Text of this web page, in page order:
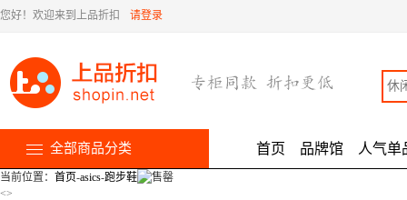
您好！欢迎来到上品折扣 请登录
全部商品分类 首页 品牌馆 人气单
当前位置： 首页-asics-跑步鞋
<>